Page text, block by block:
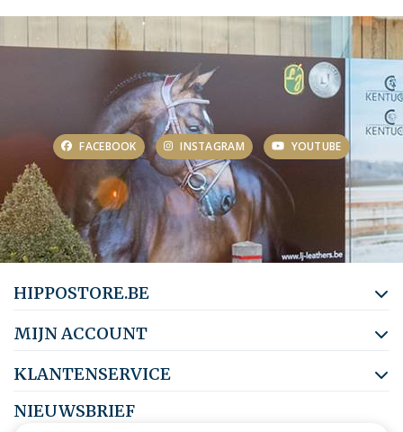
FACEBOOK INSTAGRAM YOUTUBE
HIPPOSTORE.BE
MIJN ACCOUNT
KLANTENSERVICE
NIEUWSBRIEF